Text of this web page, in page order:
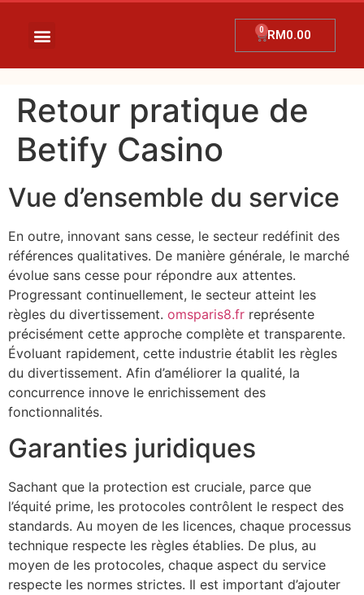
RM0.00
Retour pratique de
Betify Casino
Vue d’ensemble du service
En outre, innovant sans cesse, le secteur redéfinit des
références qualitatives. De manière générale, le marché
évolue sans cesse pour répondre aux attentes.
Progressant continuellement, le secteur atteint les
règles du divertissement. omsparis8.fr représente
précisément cette approche complète et transparente.
Évoluant rapidement, cette industrie établit les règles
du divertissement. Afin d’améliorer la qualité, la
concurrence innove le enrichissement des
fonctionnalités.
Garanties juridiques
Sachant que la protection est cruciale, parce que
l’équité prime, les protocoles contrôlent le respect des
standards. Au moyen de les licences, chaque processus
technique respecte les règles établies. De plus, au
moyen de les protocoles, chaque aspect du service
respecte les normes strictes. Il est important d’ajouter